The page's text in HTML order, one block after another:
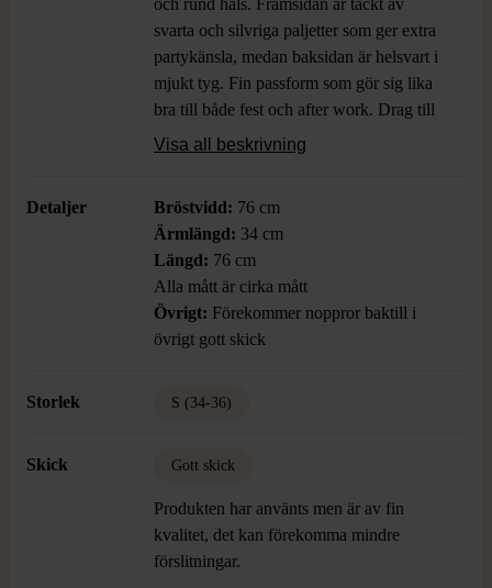
och rund hals. Framsidan är täckt av
svarta och silvriga paljetter som ger extra
partykänsla, medan baksidan är helsvart i
mjukt tyg. Fin passform som gör sig lika
bra till både fest och after work. Drag till
dig blickarna med en elegant och modern
Visa all beskrivning
Detaljer Bröstvidd: 76 cm
Ärmlängd: 34 cm
Längd: 76 cm
Alla mått är cirka mått
Övrigt: Förekommer noppror baktill i
övrigt gott skick
Storlek S (34-36)
Skick Gott skick
Produkten har använts men är av fin
kvalitet, det kan förekomma mindre
förslitningar.